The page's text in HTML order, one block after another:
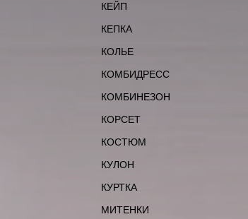
КЕЙП
КЕПКА
КОЛЬЕ
КОМБИДРЕСС
КОМБИНЕЗОН
КОРСЕТ
КОСТЮМ
КУЛОН
КУРТКА
МИТЕНКИ